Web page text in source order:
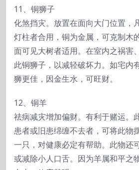
11、铜狮子
化煞挡灾。放置在面向大门位置，
灯柱者合用，铜为金属，可克制木
面可见大树者适用。在室内之祸害
此铜狮子，以减轻破坏力。如宅内
狮更佳，因金生水，可旺财。
12、铜羊
祛病减灾增加偏财。有利于赌运。
患者或旧患绵缠不去者，可将此物
一只，对健康必定有帮助。此物还
或减除小人口舌。因为羊属和平之